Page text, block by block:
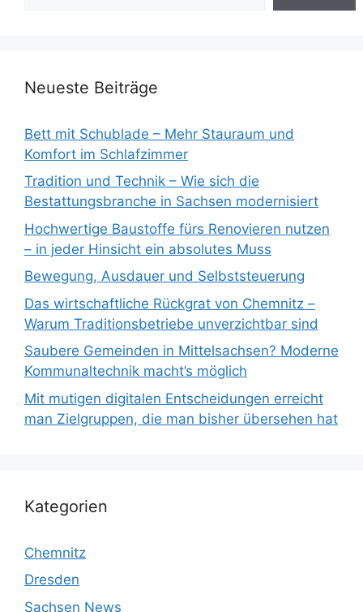
Neueste Beiträge
Bett mit Schublade – Mehr Stauraum und
Komfort im Schlafzimmer
Tradition und Technik – Wie sich die
Bestattungsbranche in Sachsen modernisiert
Hochwertige Baustoffe fürs Renovieren nutzen
– in jeder Hinsicht ein absolutes Muss
Bewegung, Ausdauer und Selbststeuerung
Das wirtschaftliche Rückgrat von Chemnitz –
Warum Traditionsbetriebe unverzichtbar sind
Saubere Gemeinden in Mittelsachsen? Moderne
Kommunaltechnik macht’s möglich
Mit mutigen digitalen Entscheidungen erreicht
man Zielgruppen, die man bisher übersehen hat
Kategorien
Chemnitz
Dresden
Sachsen News